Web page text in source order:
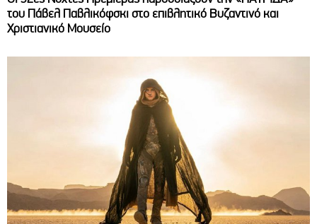
του Πάβελ Παβλικόφσκι στο επιβλητικό Βυζαντινό και
Χριστιανικό Μουσείο